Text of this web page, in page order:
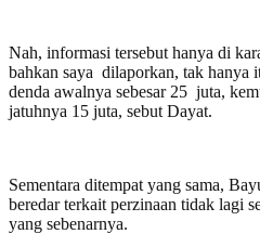
Nah, informasi tersebut hanya di
bahkan saya dilaporkan, tak hanya
denda awalnya sebesar 25 juta,
jatuhnya 15 juta, sebut Dayat.
Sementara ditempat yang sama,
beredar terkait perzinaan tidak lagi
yang sebenarnya.